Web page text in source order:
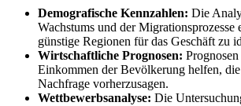
Demografische Kennzahlen: Die
Wachstums und der Migrationsprozesse
günstige Regionen für das Geschäft zu
Wirtschaftliche Prognosen:
Einkommen der Bevölkerung helfen,
Nachfrage vorherzusagen.
Wettbewerbsanalyse: Die